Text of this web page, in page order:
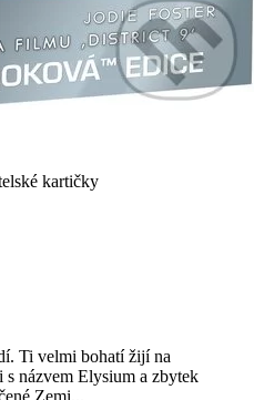
kartičky
Ti velmi bohatí žijí na
s názvem Elysium a zbytek